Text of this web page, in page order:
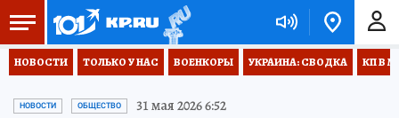
НОВОСТИ ТОЛЬКО У НАС ВОЕНКОРЫ УКРАИНА: СВОДКА КП В
НОВОСТИ ОБЩЕСТВО 31 мая 2026 6:52